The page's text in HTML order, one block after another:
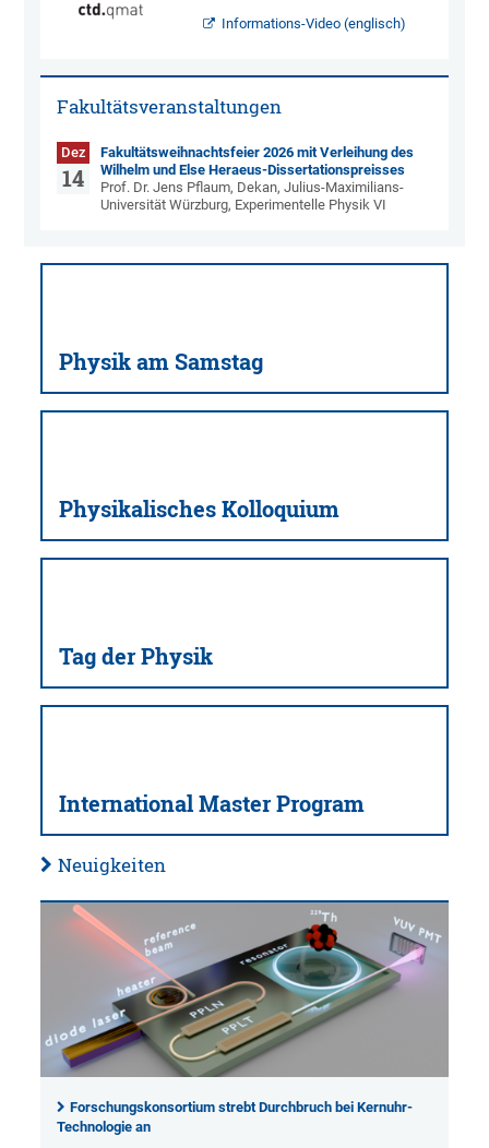
Informations-Video (englisch)
Fakultätsveranstaltungen
Dez
14
Fakultätsweihnachtsfeier 2026 mit Verleihung des
Wilhelm und Else Heraeus-Dissertationspreisses
Prof. Dr. Jens Pflaum, Dekan, Julius-Maximilians-
Universität Würzburg, Experimentelle Physik VI
Physik am Samstag
Physikalisches Kolloquium
Tag der Physik
International Master Program
Neuigkeiten
Forschungskonsortium strebt Durchbruch bei Kernuhr-
Technologie an